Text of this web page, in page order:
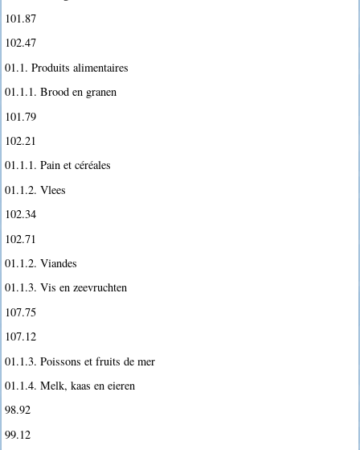
101.87
102.47
01.1. Produits alimentaires
01.1.1. Brood en granen
101.79
102.21
01.1.1. Pain et céréales
01.1.2. Vlees
102.34
102.71
01.1.2. Viandes
01.1.3. Vis en zeevruchten
107.75
107.12
01.1.3. Poissons et fruits de mer
01.1.4. Melk, kaas en eieren
98.92
99.12